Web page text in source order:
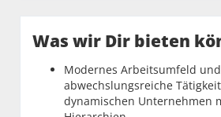
Was wir Dir bieten
Modernes Arbeitsumfeld
abwechslungsreiche
dynamischen Unternehmen